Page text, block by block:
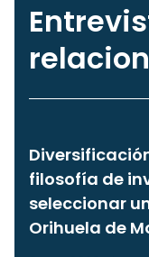
filosofía de
seleccionar
Orihuela de